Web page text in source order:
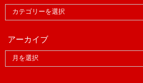
アーカイブ